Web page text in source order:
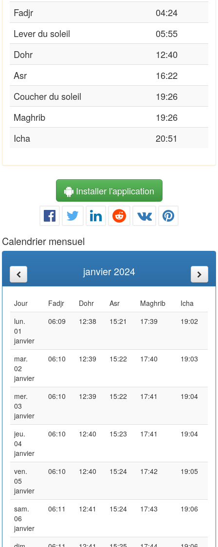
Fadjr
04:24
Lever du soleil
05:55
Dohr
12:40
Asr
16:22
Coucher du soleil
19:26
Maghrib
19:26
Icha
20:51
Installer l'application
Calendrier mensuel
janvier 2024
Jour Fadjr Dohr Asr Maghrib
Icha
lun.
01
janvier
06:09 12:38 15:21 17:39 19:02
mar.
02
janvier
06:10 12:39 15:22 17:40 19:03
mer.
03
janvier
06:10 12:39 15:22 17:41 19:04
jeu.
04
janvier
06:10 12:40 15:23 17:41 19:04
ven.
05
janvier
06:10 12:40 15:24 17:42 19:05
sam.
06
janvier
06:11 12:41 15:24 17:43 19:06